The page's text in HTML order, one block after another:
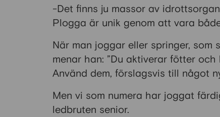
-Det finns ju massor av
Plogga är unik genom att vara
När man joggar eller springer, som
menar han: ”Du aktiverar fötter
Använd dem, förslagsvis till något
Men vi som numera har joggat
ledbruten senior.